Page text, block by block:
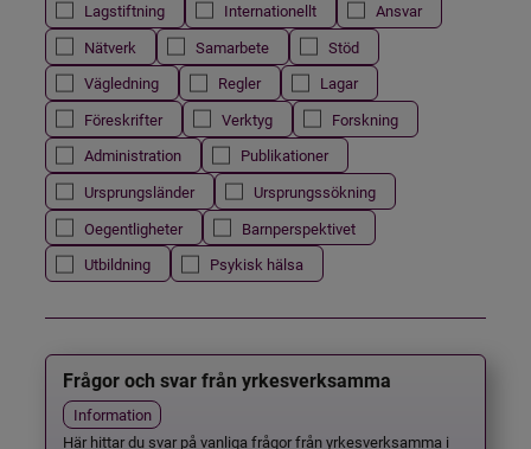
Lagstiftning
Internationellt
Ansvar
Nätverk
Samarbete
Stöd
Vägledning
Regler
Lagar
Föreskrifter
Verktyg
Forskning
Administration
Publikationer
Ursprungsländer
Ursprungssökning
Oegentligheter
Barnperspektivet
Utbildning
Psykisk hälsa
Frågor och svar från yrkesverksamma
Information
Här hittar du svar på vanliga frågor från yrkesverksamma i